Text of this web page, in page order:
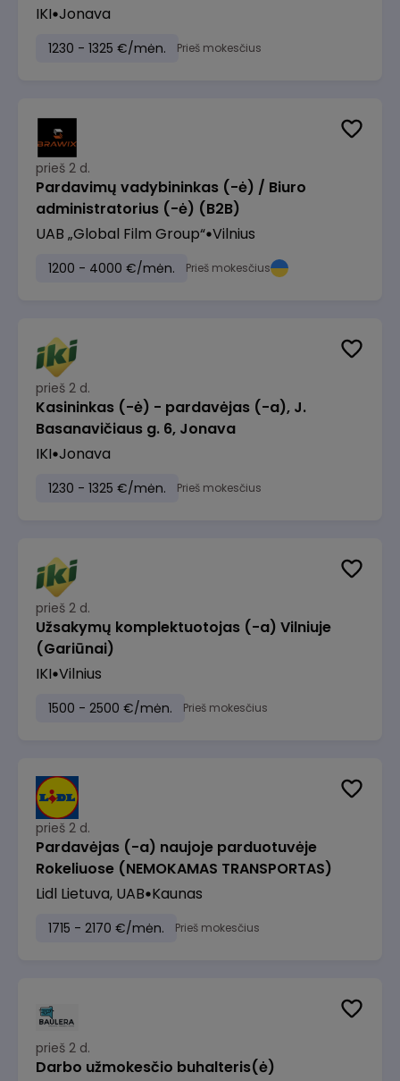
IKI Jonava
1230 - 1325 €/mėn. Prieš mokesčius
prieš 2 d.
Pardavimų vadybininkas (-ė) / Biuro
administratorius (-ė) (B2B)
UAB „Global Film Group“ Vilnius
1200 - 4000 €/mėn. Prieš mokesčius
prieš 2 d.
Kasininkas (-ė) - pardavėjas (-a), J.
Basanavičiaus g. 6, Jonava
IKI Jonava
1230 - 1325 €/mėn. Prieš mokesčius
prieš 2 d.
Užsakymų komplektuotojas (-a) Vilniuje
(Gariūnai)
IKI Vilnius
1500 - 2500 €/mėn. Prieš mokesčius
prieš 2 d.
Pardavėjas (-a) naujoje parduotuvėje
Rokeliuose (NEMOKAMAS TRANSPORTAS)
Lidl Lietuva, UAB Kaunas
1715 - 2170 €/mėn. Prieš mokesčius
prieš 2 d.
Darbo užmokesčio buhalteris(ė)